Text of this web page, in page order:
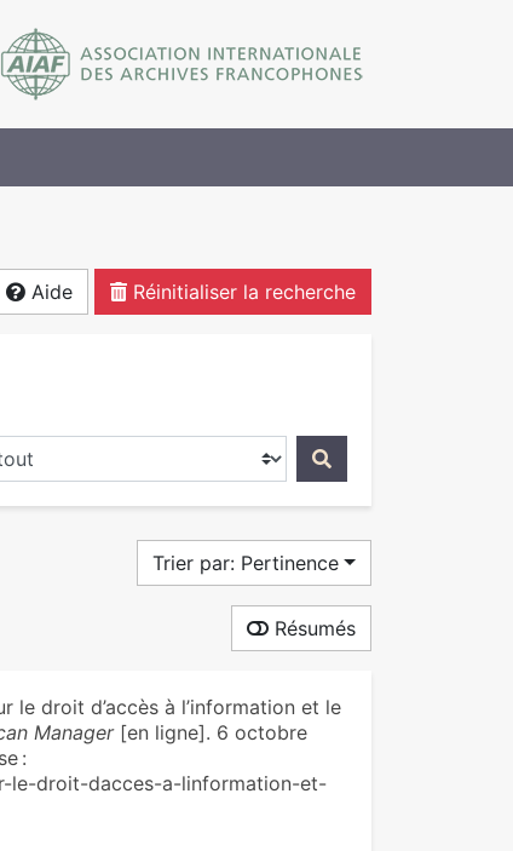
Aide Réinitialiser la recherche
dans...
Trier par: Pertinence
Résumés
le droit d’accès à l’information et le
Manager[en ligne]. 6 octobre
:
le-droit-dacces-a-linformation-et-